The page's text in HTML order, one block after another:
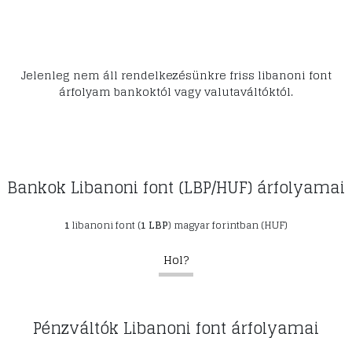
Jelenleg nem áll rendelkezésünkre friss libanoni font
árfolyam bankoktól vagy valutaváltóktól.
Bankok Libanoni font (LBP/HUF) árfolyamai
1libanoni font (1 LBP) magyar forintban (HUF)
Hol?
Pénzváltók Libanoni font árfolyamai